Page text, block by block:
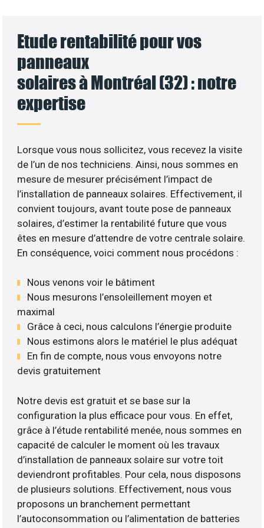
Etude rentabilité pour vos
panneaux
solaires à Montréal (32) : notre
expertise
Lorsque vous nous sollicitez, vous recevez la visite
de l’un de nos techniciens. Ainsi, nous sommes en
mesure de mesurer précisément l’impact de
l’installation de panneaux solaires. Effectivement, il
convient toujours, avant toute pose de panneaux
solaires, d’estimer la rentabilité future que vous
êtes en mesure d’attendre de votre centrale solaire.
En conséquence, voici comment nous procédons :
Nous venons voir le bâtiment
Nous mesurons l’ensoleillement moyen et
maximal
Grâce à ceci, nous calculons l’énergie produite
Nous estimons alors le matériel le plus adéquat
En fin de compte, nous vous envoyons notre
devis gratuitement
Notre devis est gratuit et se base sur la
configuration la plus efficace pour vous. En effet,
grâce à l’étude rentabilité menée, nous sommes en
capacité de calculer le moment où les travaux
d’installation de panneaux solaire sur votre toit
deviendront profitables. Pour cela, nous disposons
de plusieurs solutions. Effectivement, nous vous
proposons un branchement permettant
l’autoconsommation ou l’alimentation de batteries